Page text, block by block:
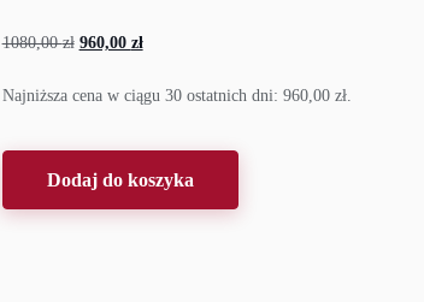
1080,00zł Pierwotna
1080,00 zł.
960,00 złAktualna
960,00 zł.
Najniższa cena w ciągu 30 ostatnich dni: 960,00 zł.
Dodaj do koszyka